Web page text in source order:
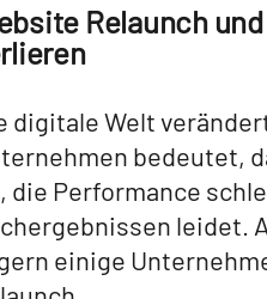
Relaunch
digitale Welt
bedeutet,
die Performance
leidet.
einige